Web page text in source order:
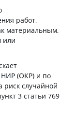
работ,
материальным,
или
НИР (ОКР) и по
риск случайной
3 статьи 769